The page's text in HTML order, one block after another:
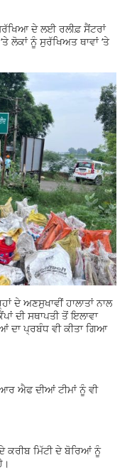
ਦੇ ਲਈ ਰਲੀਫ਼ ਸੈਂਟਰਾਂ
ਲੋਕਾਂ ਨੂੰ ਸੁਰੱਖਿਅਤ ਥਾਵਾਂ ‘ਤੇ
ਦੇ ਅਣਸੁਖਾਵੀਂ ਹਾਲਾਤਾਂ ਨਾਲ
ਦੀ ਸਥਾਪਤੀ ਤੋਂ ਇਲਾਵਾ
ਦਾ ਪ੍ਰਬੰਧ ਵੀ ਕੀਤਾ ਗਿਆ
ਐਫ ਦੀਆਂ ਟੀਮਾਂ ਨੂੰ ਵੀ
ਕਰੀਬ ਮਿੱਟੀ ਦੇ ਬੋਰਿਆਂ ਨੂੰ